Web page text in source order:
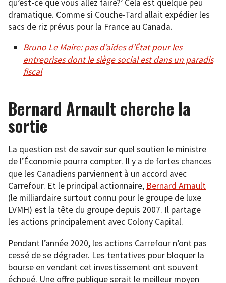
qu’est-ce que vous allez faire?’ Cela est quelque peu
dramatique. Comme si Couche-Tard allait expédier les
sacs de riz prévus pour la France au Canada.
Bruno Le Maire: pas d’aides d’État pour les
entreprises dont le siège social est dans un paradis
fiscal
Bernard Arnault cherche la
sortie
La question est de savoir sur quel soutien le ministre
de l’Économie pourra compter. Il y a de fortes chances
que les Canadiens parviennent à un accord avec
Carrefour. Et le principal actionnaire, Bernard Arnault
(le milliardaire surtout connu pour le groupe de luxe
LVMH) est la tête du groupe depuis 2007. Il partage
les actions principalement avec Colony Capital.
Pendant l’année 2020, les actions Carrefour n’ont pas
cessé de se dégrader. Les tentatives pour bloquer la
bourse en vendant cet investissement ont souvent
échoué. Une offre publique serait le meilleur moyen